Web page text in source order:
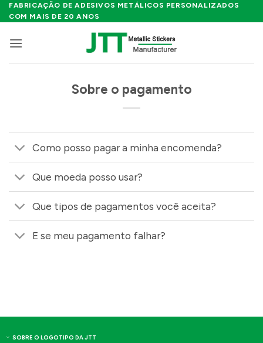
Skip
to
FABRICAÇÃO DE ADESIVOS METÁLICOS PERSONALIZADOS
COM MAIS DE 20 ANOS
Sobre o pagamento
Como posso pagar a minha encomenda?
Que moeda posso usar?
Que tipos de pagamentos você aceita?
E se meu pagamento falhar?
SOBRE O LOGOTIPO DA JTT